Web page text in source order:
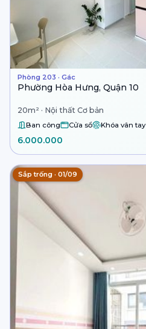
Phòng 203 · Gác
Phường Hòa Hưng, Quận 10
20m² · Nội thất Cơ bản
Ban công Cửa sổ Khóa vân tay
6.000.000
Sắp trống · 01/09